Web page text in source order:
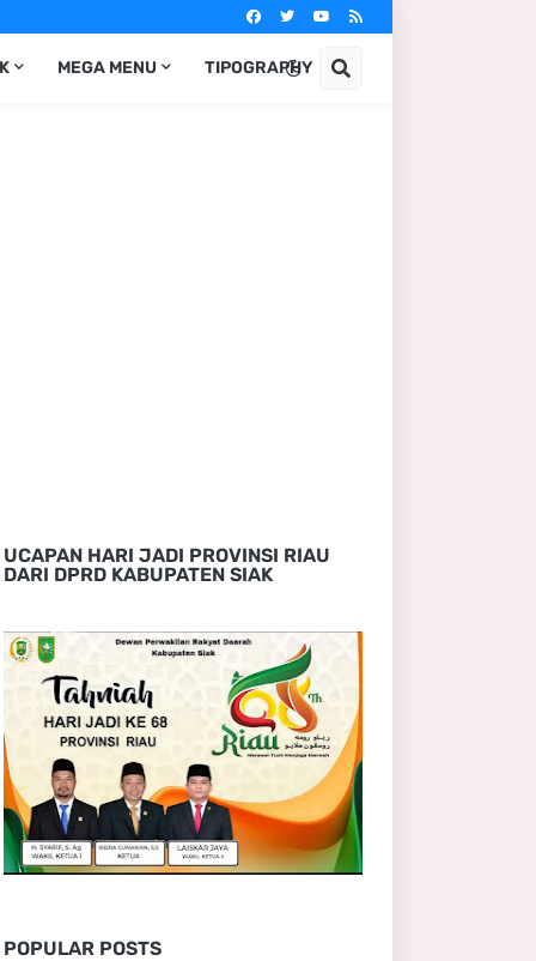
MEGA MENU TIPOGRAPHY
UCAPAN HARI JADI PROVINSI RIAU
DARI DPRD KABUPATEN SIAK
POPULAR POSTS